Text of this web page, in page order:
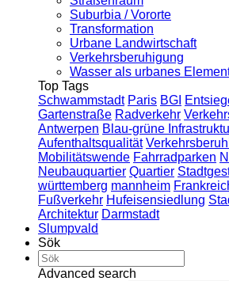
Suburbia / Vororte
Transformation
Urbane Landwirtschaft
Verkehrsberuhigung
Wasser als urbanes
Top Tags
Schwammstadt Paris BGI
Gartenstraße Radverkehr
Antwerpen Blau-grüne
Aufenthaltsqualität
Mobilitätswende Fahrradparken
Neubauquartier Quartier
württemberg mannheim
Fußverkehr Hufeisensiedlung
Architektur Darmstadt
Slumpvald
Sök
Advanced search